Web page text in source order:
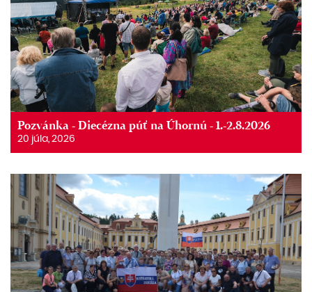
Pozvánka - Diecézna púť na Úhornú - 1.-2.8.2026
20 júla, 2026